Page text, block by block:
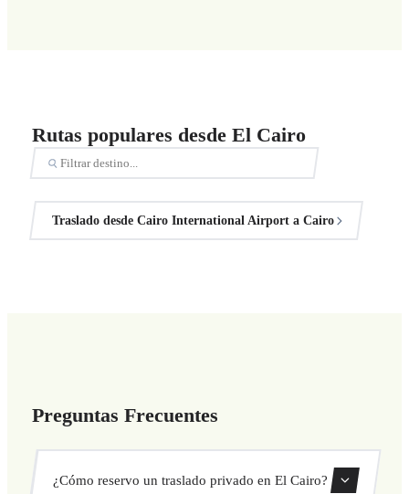
Rutas populares desde El Cairo
Traslado desde Cairo International Airport a Cairo
Preguntas Frecuentes
¿Cómo reservo un traslado privado en El Cairo?